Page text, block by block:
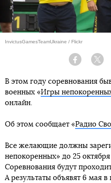
InvictusGamesTeamUkraine / Flickr
Facebook
В этом году соревнования
военных «Игры
онлайн.
Об этом сообщает «Радио
Все желающие должны
непокоренных» до 25
Соревнования будут
А результаты объявят 6 мая